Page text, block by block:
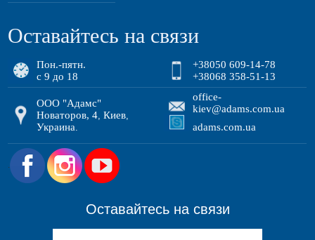
Оставайтесь на связи
Пон.-пятн.
с 9 до 18
+38050 609-14-78
+38068 358-51-13
ООО "Адамс"
Новаторов, 4 ,Киев
Украина
office-
kiev@adams.com.ua
adams.com.ua
.
Оставайтесь на связи